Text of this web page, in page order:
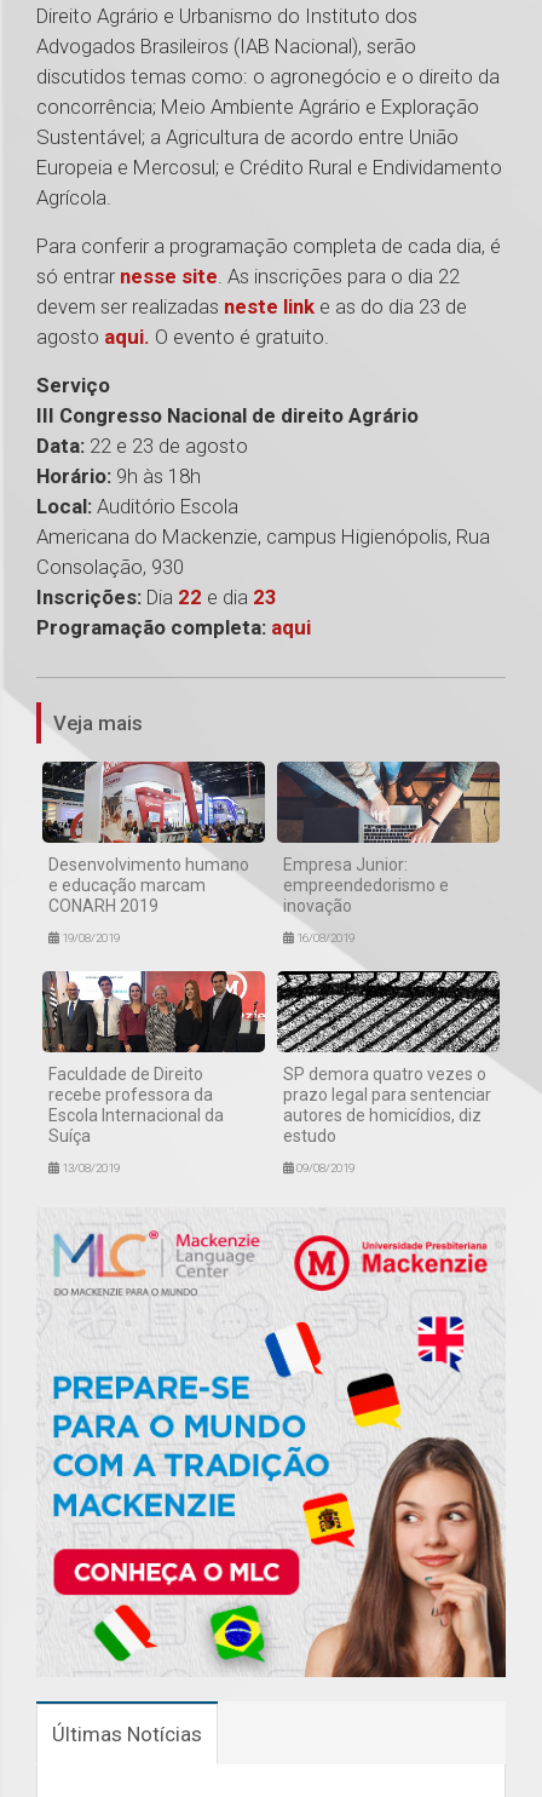
Direito Agrário e Urbanismo do Instituto dos
Advogados Brasileiros (IAB Nacional), serão
discutidos temas como: o agronegócio e o direito da
concorrência; Meio Ambiente Agrário e Exploração
Sustentável; a Agricultura de acordo entre União
Europeia e Mercosul; e Crédito Rural e Endividamento
Agrícola.
Para conferir a programação completa de cada dia, é
só entrar nesse site. As inscrições para o dia 22
devem ser realizadas neste link e as do dia 23 de
agosto aqui. O evento é gratuito.
Serviço
III Congresso Nacional de direito Agrário
Data: 22 e 23 de agosto
Horário: 9h às 18h
Local: Auditório Escola
Americana do Mackenzie, campus Higienópolis, Rua
Consolação, 930
Inscrições: Dia 22 e dia 23
Programação completa: aqui
1
Veja mais
Desenvolvimento humano
e educação marcam
CONARH 2019
19/08/2019
Empresa Junior:
empreendedorismo e
inovação
16/08/2019
Faculdade de Direito
recebe professora da
Escola Internacional da
Suíça
13/08/2019
SP demora quatro vezes o
prazo legal para sentenciar
autores de homicídios, diz
estudo
09/08/2019
Últimas Notícias